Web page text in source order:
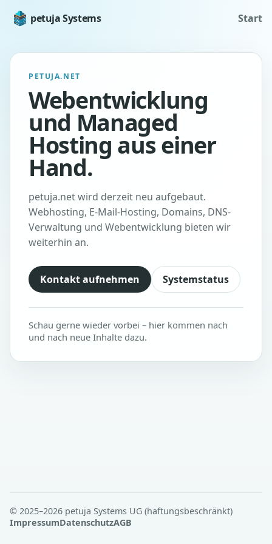
petuja Systems Start
PETUJA.NET
Webentwicklung
und Managed
Hosting aus einer
Hand.
petuja.net wird derzeit neu aufgebaut.
Webhosting, E-Mail-Hosting, Domains, DNS-
Verwaltung und Webentwicklung bieten wir
weiterhin an.
Kontakt aufnehmen Systemstatus
Schau gerne wieder vorbei – hier kommen nach
und nach neue Inhalte dazu.
© 2025–2026 petuja Systems UG (haftungsbeschränkt)
ImpressumDatenschutzAGB